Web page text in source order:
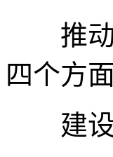
推动
四个方面
建设